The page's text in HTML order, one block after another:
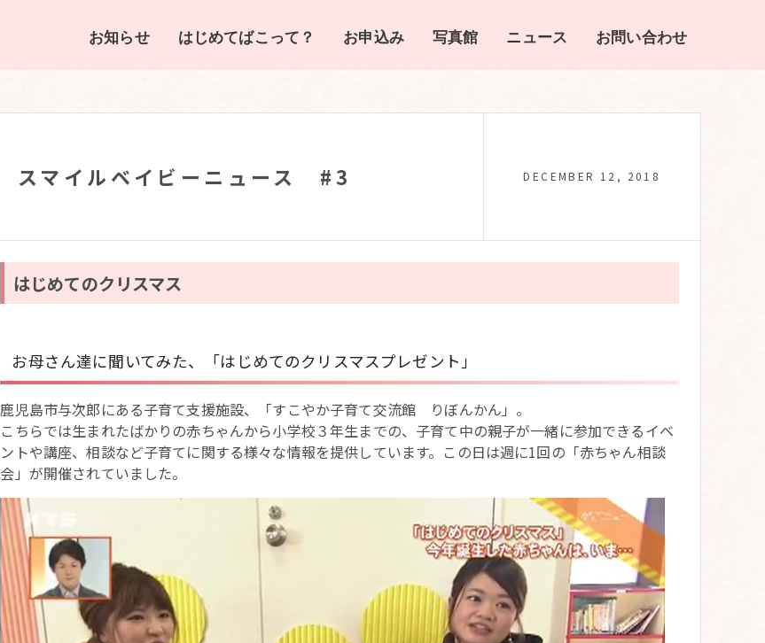
お知らせ はじめてばこって？ お申込み 写真館 ニュース お問い合わせ
スマイルベイビーニュース #3 DECEMBER 12, 2018
はじめてのクリスマス
お母さん達に聞いてみた、「はじめてのクリスマスプレゼント」
鹿児島市与次郎にある子育て支援施設、「すこやか子育て交流館 りぼんかん」。
こちらでは生まれたばかりの赤ちゃんから小学校３年生までの、子育て中の親子が一緒に参加できるイベ
ントや講座、相談など子育てに関する様々な情報を提供しています。この日は週に1回の「赤ちゃん相談
会」が開催されていました。